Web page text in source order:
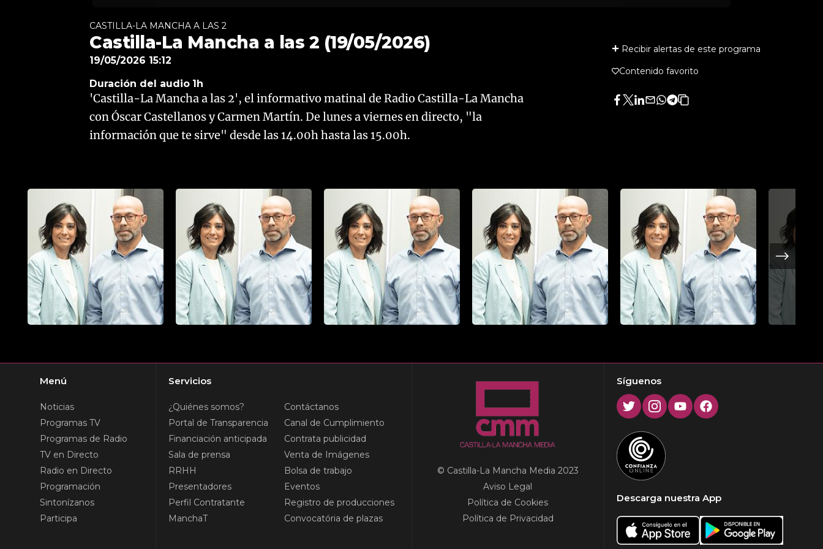
CASTILLA-LA MANCHA A LAS 2
Castilla-La Mancha a las 2 (19/05/2026)
19/05/2026 15:12
Duración del audio 1h
'Castilla-La Mancha a las 2', el informativo matinal de Radio Castilla-La Mancha
con Óscar Castellanos y Carmen Martín. De lunes a viernes en directo, "la
información que te sirve" desde las 14.00h hasta las 15.00h.
Recibir alertas de este programa
Contenido favorito
Facebook
Twitter
LinkedIn
Enviar
Whatsapp
Telegram
Copiar
Next
Menú
Noticias
Programas TV
Programas de Radio
TV en Directo
Radio en Directo
Programación
Sintonízanos
Participa
Servicios
¿Quiénes somos?
Portal de Transparencia
Financiación anticipada
Sala de prensa
RRHH
Presentadores
Perfil Contratante
ManchaT
Contáctanos
Canal de Cumplimiento
Contrata publicidad
Venta de Imágenes
Bolsa de trabajo
Eventos
Registro de producciones
Convocatória de plazas
© Castilla-La Mancha Media 2023
Aviso Legal
Política de Cookies
Política de Privacidad
Síguenos
TwitterInstagram
YoutubeFacebook
Descarga nuestra App